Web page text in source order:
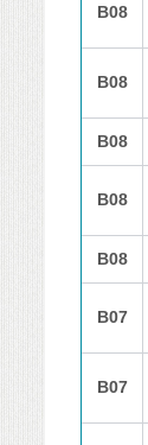
B08
B08
B08
B08
B08
B07
B07